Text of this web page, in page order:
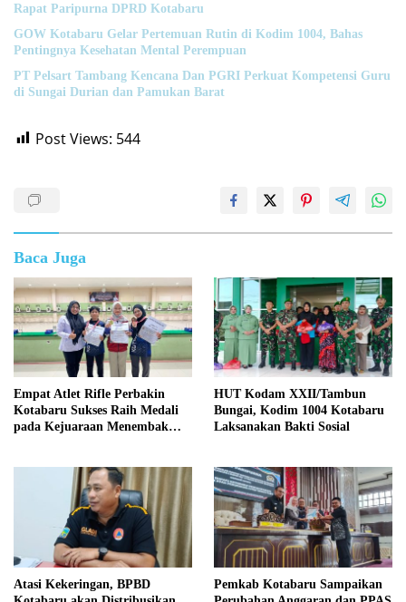
Rapat Paripurna DPRD Kotabaru
GOW Kotabaru Gelar Pertemuan Rutin di Kodim 1004, Bahas
Pentingnya Kesehatan Mental Perempuan
PT Pelsart Tambang Kencana Dan PGRI Perkuat Kompetensi Guru
di Sungai Durian dan Pamukan Barat
Post Views: 544
Baca Juga
Empat Atlet Rifle Perbakin
Kotabaru Sukses Raih Medali
pada Kejuaraan Menembak
HUT Kodam XXII/Tambun
Bungai, Kodim 1004 Kotabaru
Laksanakan Bakti Sosial
Atasi Kekeringan, BPBD
Pemkab Kotabaru Sampaikan